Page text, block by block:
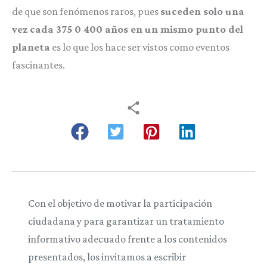
de que son fenómenos raros, pues suceden solo una
vez cada 375 0 400 años en un mismo punto del
planeta es lo que los hace ser vistos como eventos
fascinantes.
Con el objetivo de motivar la participación
ciudadana y para garantizar un tratamiento
informativo adecuado frente a los contenidos
presentados, los invitamos a escribir